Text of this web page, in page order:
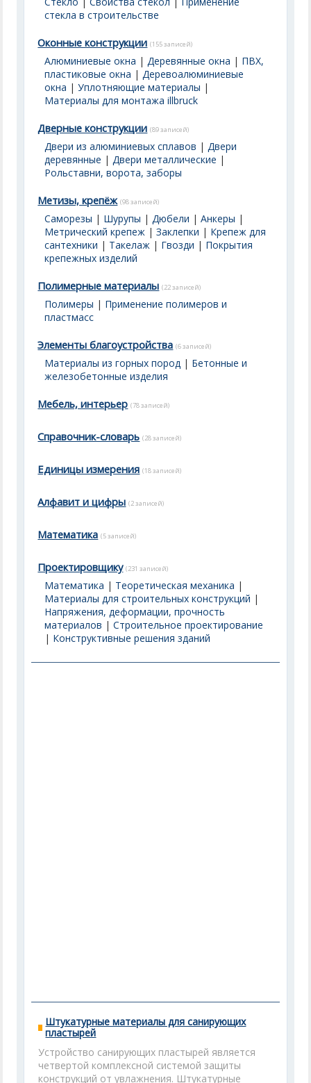
стекла в строительстве
Оконные конструкции (155 записей)
Алюминиевые окна |Деревянные окна | ПВХ,
пластиковые окна |Деревоалюминиевые
окна |Уплотняющие материалы |
Материалы для монтажа illbruck
Дверные конструкции (89 записей)
Двери из алюминиевых сплавов |Двери
деревянные |Двери металлические |
Рольставни, ворота, заборы
Метизы, крепёж (98 записей)
Саморезы | Шурупы |Дюбели |Анкеры |
Метрический крепеж |Заклепки | Крепеж для
сантехники | Такелаж | Гвозди | Покрытия
крепежных изделий
Полимерные материалы (22 записей)
Полимеры | Применение полимеров и
пластмасс
Элементы благоустройства (6 записей)
Материалы из горных пород | Бетонные и
железобетонные изделия
Мебель, интерьер (78 записей)
Справочник-словарь (28 записей)
Единицы измерения (18 записей)
Алфавит и цифры (2 записей)
Математика (5 записей)
Проектировщику (231 записей)
Математика | Теоретическая механика |
Материалы для строительных конструкций |
Напряжения, деформации, прочность
материалов |Строительное проектирование
| Конструктивные решения зданий
Штукатурные материалы для санирующих
пластырей
Устройство санирующих пластырей является
четвертой комплексной системой защиты
конструкций от увлажнения. Штукатурные